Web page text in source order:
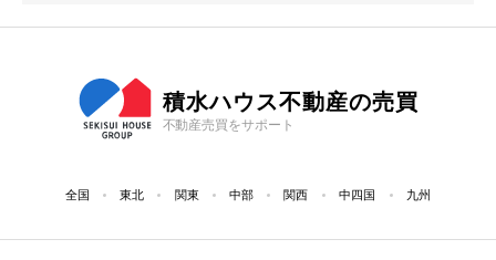
積水ハウス不動産の売買
不動産売買をサポート
全国 東北 関東 中部 関西 中四国 九州